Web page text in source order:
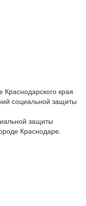
Краснодарского края
социальной защиты
защиты
Краснодаре.